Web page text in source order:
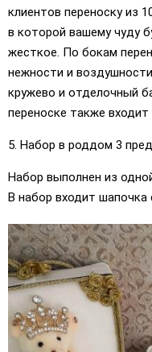
клиентов переноску из
в которой вашему чуду
жесткое. По бокам
нежности и
кружево и отделочный
переноске также
5. Набор в роддом 3
Набор выполнен из
В набор входит шапочка